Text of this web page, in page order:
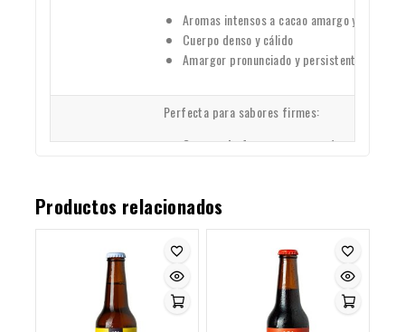
Aromas intensos a cacao amargo y café
Cuerpo denso y cálido
Amargor pronunciado y persistente
Perfecta para sabores firmes:
Carnes de fuerzacomo cordero o cortes
Productos relacionados